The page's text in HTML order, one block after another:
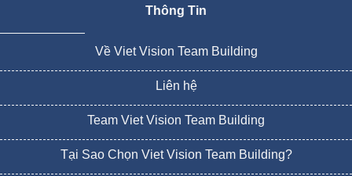
Thông Tin
Về Viet Vision Team Building
Liên hệ
Team Viet Vision Team Building
Tại Sao Chọn Viet Vision Team Building?